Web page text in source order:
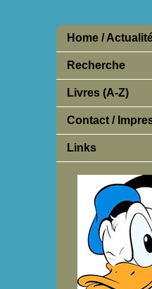
Home /
Recherche
Livres (A-Z)
Contact /
Links